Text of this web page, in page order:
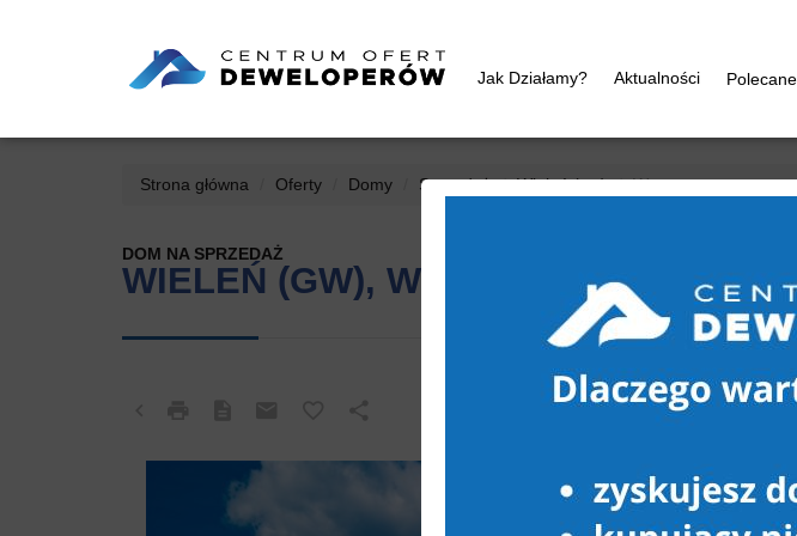
Jak Działamy? Aktualności
Strona główna Oferty Domy Sprzedaż Wieleń (gw) Wrzeszczyna
WIELEŃ (GW), WRZESZCZYNA
DOM NA SPRZEDAŻ